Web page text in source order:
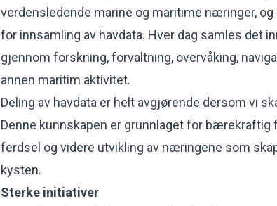
verdensledende marine og maritime næringer,
for innsamling av havdata. Hver dag samles det
gjennom forskning, forvaltning, overvåking,
annen maritim aktivitet.
Deling av havdata er helt avgjørende dersom vi
Denne kunnskapen er grunnlaget for bærekraftig
ferdsel og videre utvikling av næringene som
kysten.
Sterke initiativer